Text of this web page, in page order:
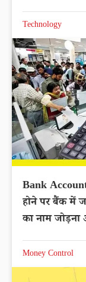
Technology
Bank
होने पर बैंक में
का नाम जोड़ना
Money Control